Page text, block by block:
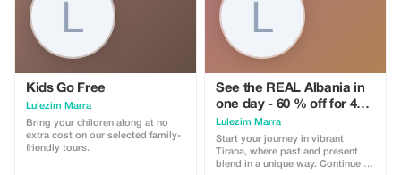
Kids Go Free
Lulezim Marra
Bring your children along at no
extra cost on our selected family-
friendly tours.
See the REAL Albania in
one day - 60 % off for 4+
pax
Lulezim Marra
Start your journey in vibrant
Tirana, where past and present
blend in a unique way. Continue to